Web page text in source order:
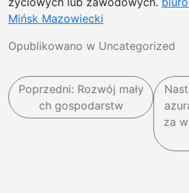
Mińsk Mazowiecki
Opublikowano w Uncategorized
N
a
Poprzedni: Rozwój mały
ch gospodarstw
za